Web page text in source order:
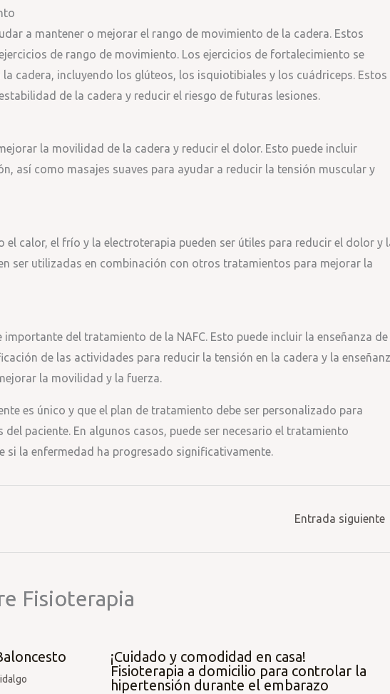
a mantener o mejorar el rango de movimiento de la cadera. Estos
de rango de movimiento. Los ejercicios de fortalecimiento se
cadera, incluyendo los glúteos, los isquiotibiales y los cuádriceps. Estos
de la cadera y reducir el riesgo de futuras lesiones.
la movilidad de la cadera y reducir el dolor. Esto puede incluir
así como masajes suaves para ayudar a reducir la tensión muscular y
calor, el frío y la electroterapia pueden ser útiles para reducir el dolor y
ser utilizadas en combinación con otros tratamientos para mejorar la
del tratamiento de la NAFC. Esto puede incluir la enseñanza de
de las actividades para reducir la tensión en la cadera y la
la movilidad y la fuerza.
es único y que el plan de tratamiento debe ser personalizado para
paciente. En algunos casos, puede ser necesario el tratamiento
si la enfermedad ha progresado significativamente.
Entrada siguiente
Fisioterapia
¡Cuidado y comodidad en casa!
Fisioterapia a domicilio para controlar la
hipertensión durante el embarazo